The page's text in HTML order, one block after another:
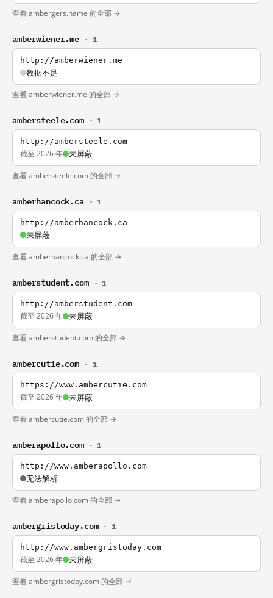
查看 ambergers.name 的全部 →
amberwiener.me · 1
http://amberwiener.me
数据不足
查看 amberwiener.me 的全部 →
ambersteele.com · 1
http://ambersteele.com
截至 2026 年 未屏蔽
查看 ambersteele.com 的全部 →
amberhancock.ca · 1
http://amberhancock.ca
未屏蔽
查看 amberhancock.ca 的全部 →
amberstudent.com · 1
http://amberstudent.com
截至 2026 年 未屏蔽
查看 amberstudent.com 的全部 →
ambercutie.com · 1
https://www.ambercutie.com
截至 2026 年 未屏蔽
查看 ambercutie.com 的全部 →
amberapollo.com · 1
http://www.amberapollo.com
无法解析
查看 amberapollo.com 的全部 →
ambergristoday.com · 1
http://www.ambergristoday.com
截至 2026 年 未屏蔽
查看 ambergristoday.com 的全部 →